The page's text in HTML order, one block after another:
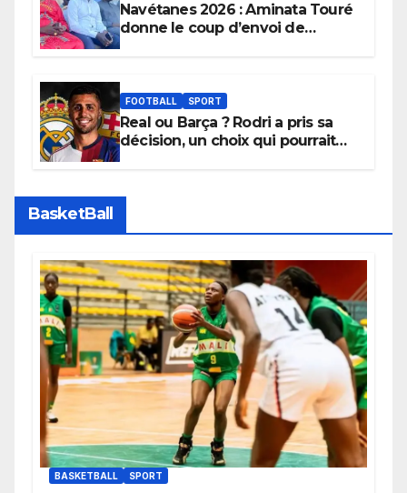
Navétanes 2026 : Aminata Touré
donne le coup d’envoi de
apaisées.
FOOTBALL SPORT
Real ou Barça ? Rodri a pris sa
décision, un choix qui pourrait
BasketBall
BASKETBALL SPORT